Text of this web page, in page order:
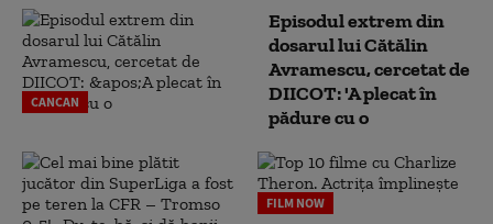
CANCAN
Episodul extrem din
dosarul lui Cătălin
Avramescu, cercetat de
DIICOT: 'A plecat în
pădure cu o
FILM NOW